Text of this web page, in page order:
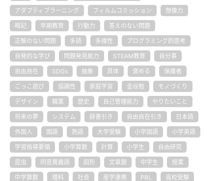
アダプティブラーニング フィルムコミッション 想像力
暗記 早期教育 行動力 答えのない問題
正解のない問題 多読 多様性 プログラミング的思考
自発的な学び 問題発見能力 STEAM教育 自分事
自由自在 SDGs 抽象 具体 褒める 保護者
ごっこ遊び 協調性 家庭学習 金谷勉 モノづくり
デザイン 職業 歴史 自己管理能力 やりたいこと
将来の夢 システム 辞書引き 自由自在引き 日本語
外国人 国語 熟語 大学受験 小学国語 小学英語
学習指導要領 小学算数 計算 小学生 自由研究
昆虫 同音異義語 図形 文章題 中学生 授業
中学算数 理科 社会 産学連携 PBL 高校受験